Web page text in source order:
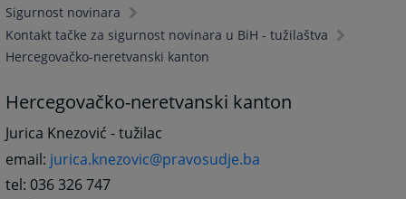
Sigurnost novinara
Kontakt tačke za sigurnost novinara u BiH - tužilaštva
Hercegovačko-neretvanski kanton
Hercegovačko-neretvanski kanton
Jurica Knezović - tužilac
email: jurica.knezovic@pravosudje.ba
tel: 036 326 747